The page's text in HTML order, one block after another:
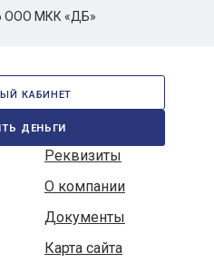
ООО МКК «ДБ»
кабинет
деньги
Реквизиты
О компании
Документы
Карта сайта